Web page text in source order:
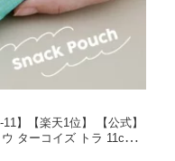
】【楽天1位】 【公式】
ターコイズ トラ 11cm 1
CDFエタンデュ ビスク